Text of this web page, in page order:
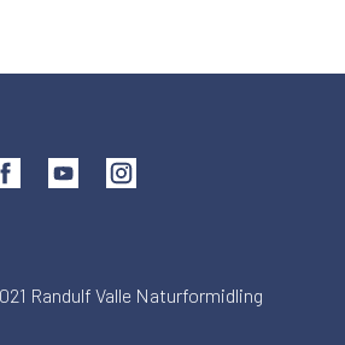
Randulf Valle Naturformidling